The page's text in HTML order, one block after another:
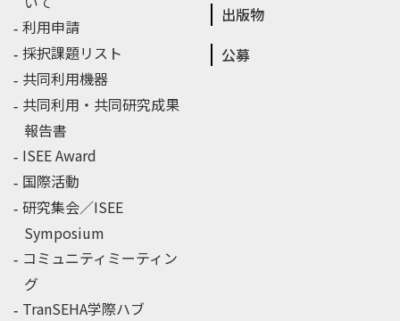
利用申請
採択課題リスト
共同利用機器
共同利用・共同研究成果
報告書
ISEE Award
国際活動
研究集会／ISEE
Symposium
コミュニティミーティン
グ
TranSEHA学際ハブ
出版物
公募